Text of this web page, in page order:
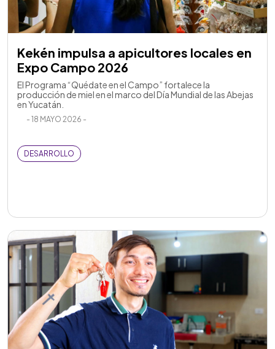
Kekén impulsa a apicultores locales en
Expo Campo 2026
El Programa “Quédate en el Campo” fortalece la
producción de miel en el marco del Día Mundial de las Abejas
en Yucatán.
- 18 MAYO 2026 -
DESARROLLO